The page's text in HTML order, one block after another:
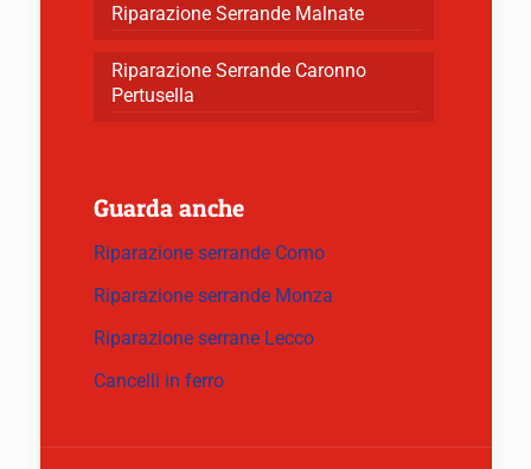
Riparazione Serrande Malnate
Riparazione Serrande Caronno
Pertusella
Guarda anche
Riparazione serrande Como
Riparazione serrande Monza
Riparazione serrane Lecco
Cancelli in ferro